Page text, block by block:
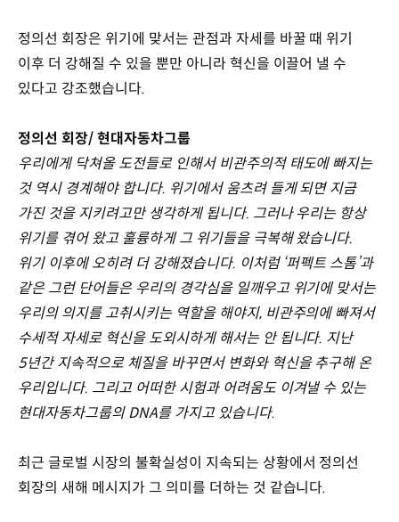
정의선 회장은 위기에 맞서는 관점과 자세를 바꿀 때 위기
이후 더 강해질 수 있을 뿐만 아니라 혁신을 이끌어 낼 수
있다고 강조했습니다.
정의선 회장/ 현대자동차그룹
우리에게 닥쳐올 도전들로 인해서 비관주의적 태도에 빠지는
것 역시 경계해야 합니다. 위기에서 움츠려 들게 되면 지금
가진 것을 지키려고만 생각하게 됩니다. 그러나 우리는 항상
위기를 겪어 왔고 훌륭하게 그 위기들을 극복해 왔습니다.
위기 이후에 오히려 더 강해졌습니다. 이처럼 ‘퍼펙트 스톰’과
같은 그런 단어들은 우리의 경각심을 일깨우고 위기에 맞서는
우리의 의지를 고취시키는 역할을 해야지, 비관주의에 빠져서
수세적 자세로 혁신을 도외시하게 해서는 안 됩니다. 지난
5년간 지속적으로 체질을 바꾸면서 변화와 혁신을 추구해 온
우리입니다. 그리고 어떠한 시험과 어려움도 이겨낼 수 있는
현대자동차그룹의 DNA를 가지고 있습니다.
최근 글로벌 시장의 불확실성이 지속되는 상황에서 정의선
회장의 새해 메시지가 그 의미를 더하는 것 같습니다.